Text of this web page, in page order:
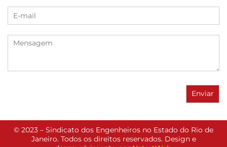
© 2023 – Sindicato dos Engenheiros no Estado do Rio de
Janeiro. Todos os direitos reservados. Design e